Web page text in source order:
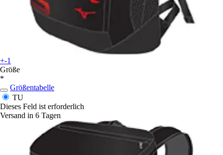
+-1
Größe
*
Größentabelle
TU
Dieses Feld ist erforderlich
Versand in 6 Tagen